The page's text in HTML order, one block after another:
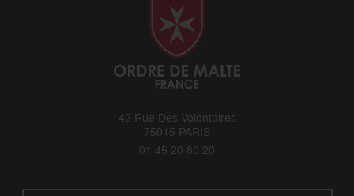
42 Rue Des Volontaires
75015 PARIS
01 45 20 80 20